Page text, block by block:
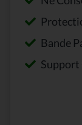
Bande
Support